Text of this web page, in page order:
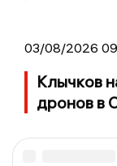
03/08/2026
Клычков
дронов в